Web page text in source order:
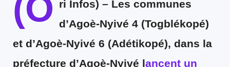
(Ö ri Infos) – Les communes
d’Agoè-Nyivé 4 (Togblékopé)
et d’Agoè-Nyivé 6 (Adétikopé), dans la
préfecture d’Agoè-Nyivé lancent un